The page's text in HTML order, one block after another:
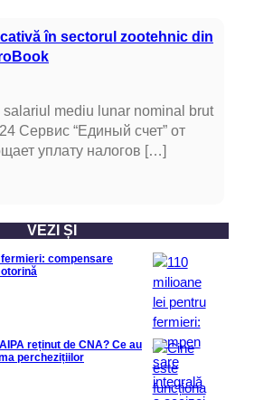
în sectorul zootehnic din
mediu lunar nominal brut
Сервис “Единый счет” от
уплату налогов […]
VEZI ȘI
compensare
reținut de CNA? Ce au
perchezițiilor